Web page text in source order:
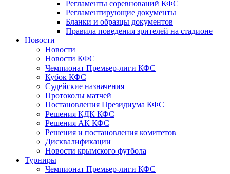
Регламенты соревнований КФС
Регламентирующие документы
Бланки и образцы документов
Правила поведения зрителей на стадионе
Новости
Новости
Новости КФС
Чемпионат Премьер-лиги КФС
Кубок КФС
Судейские назначения
Протоколы матчей
Постановления Президиума КФС
Решения КДК КФС
Решения АК КФС
Решения и постановления комитетов
Дисквалификации
Новости крымского футбола
Турниры
Чемпионат Премьер-лиги КФС